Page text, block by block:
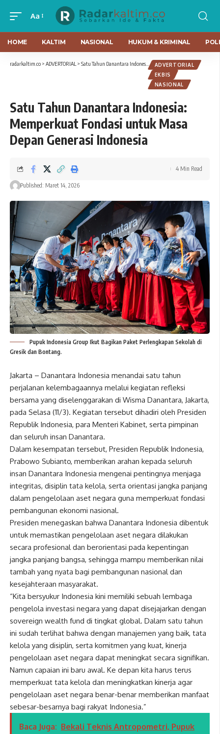
Aa
HOME KALTIM NASIONAL HUKUM & KRIMINAL
radarkaltim.co > ADVERTORIAL > Satu Tahun Danantara Indonesia: Memperkuat Fondasi untuk Masa Depan Generasi Indonesia
ADVERTORIAL
EKBIS
NASIONAL
Satu Tahun Danantara Indonesia:
Memperkuat Fondasi untuk Masa
Depan Generasi Indonesia
Published: Maret 14, 2026
4 Min Read
Pupuk Indonesia Group Ikut Bagikan Paket Perlengkapan Sekolah di
Gresik dan Bontang.
Jakarta – Danantara Indonesia menandai satu tahun
perjalanan kelembagaannya melalui kegiatan refleksi
bersama yang diselenggarakan di Wisma Danantara, Jakarta,
pada Selasa (11/3). Kegiatan tersebut dihadiri oleh Presiden
Republik Indonesia, para Menteri Kabinet, serta pimpinan
dan seluruh insan Danantara.
Dalam kesempatan tersebut, Presiden Republik Indonesia,
Prabowo Subianto, memberikan arahan kepada seluruh
insan Danantara Indonesia mengenai pentingnya menjaga
integritas, disiplin tata kelola, serta orientasi jangka panjang
dalam pengelolaan aset negara guna memperkuat fondasi
pembangunan ekonomi nasional.
Presiden menegaskan bahwa Danantara Indonesia dibentuk
untuk memastikan pengelolaan aset negara dilakukan
secara profesional dan berorientasi pada kepentingan
jangka panjang bangsa, sehingga mampu memberikan nilai
tambah yang nyata bagi pembangunan nasional dan
kesejahteraan masyarakat.
“Kita bersyukur Indonesia kini memiliki sebuah lembaga
pengelola investasi negara yang dapat disejajarkan dengan
sovereign wealth fund di tingkat global. Dalam satu tahun
ini sudah terlihat bahwa dengan manajemen yang baik, tata
kelola yang disiplin, serta komitmen yang kuat, kinerja
pengelolaan aset negara dapat meningkat secara signifikan.
Namun capaian ini baru awal. Ke depan kita harus terus
memperkuat tata kelola dan meningkatkan kinerja agar
pengelolaan aset negara benar-benar memberikan manfaat
sebesar-besarnya bagi rakyat Indonesia.”
Baca Juga: Bekali Teknis Antropometri, Pupuk